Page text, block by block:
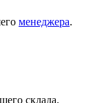
менеджера.
склада.